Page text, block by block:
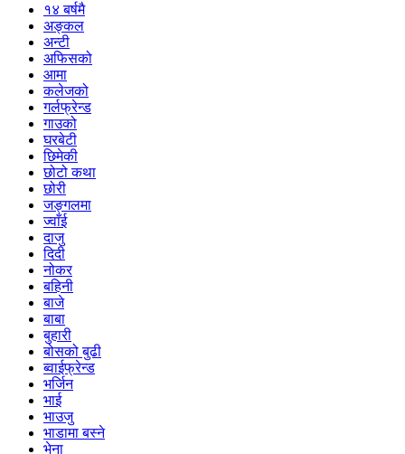
१४ बर्षमै
अङ्कल
अन्टी
अफिसको
आमा
कलेजको
गर्लफ्रेन्ड
गाउको
घरबेटी
छिमेकी
छोटो कथा
छोरी
जङ्गलमा
ज्वाँई
दाजु
दिदी
नोकर
बहिनी
बाजे
बाबा
बुहारी
बोसको बुढी
ब्वाईफ्रेन्ड
भर्जिन
भाई
भाउजु
भाडामा बस्ने
भेना